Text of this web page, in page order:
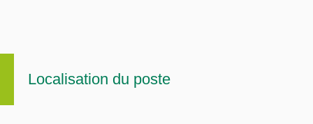
Localisation du poste